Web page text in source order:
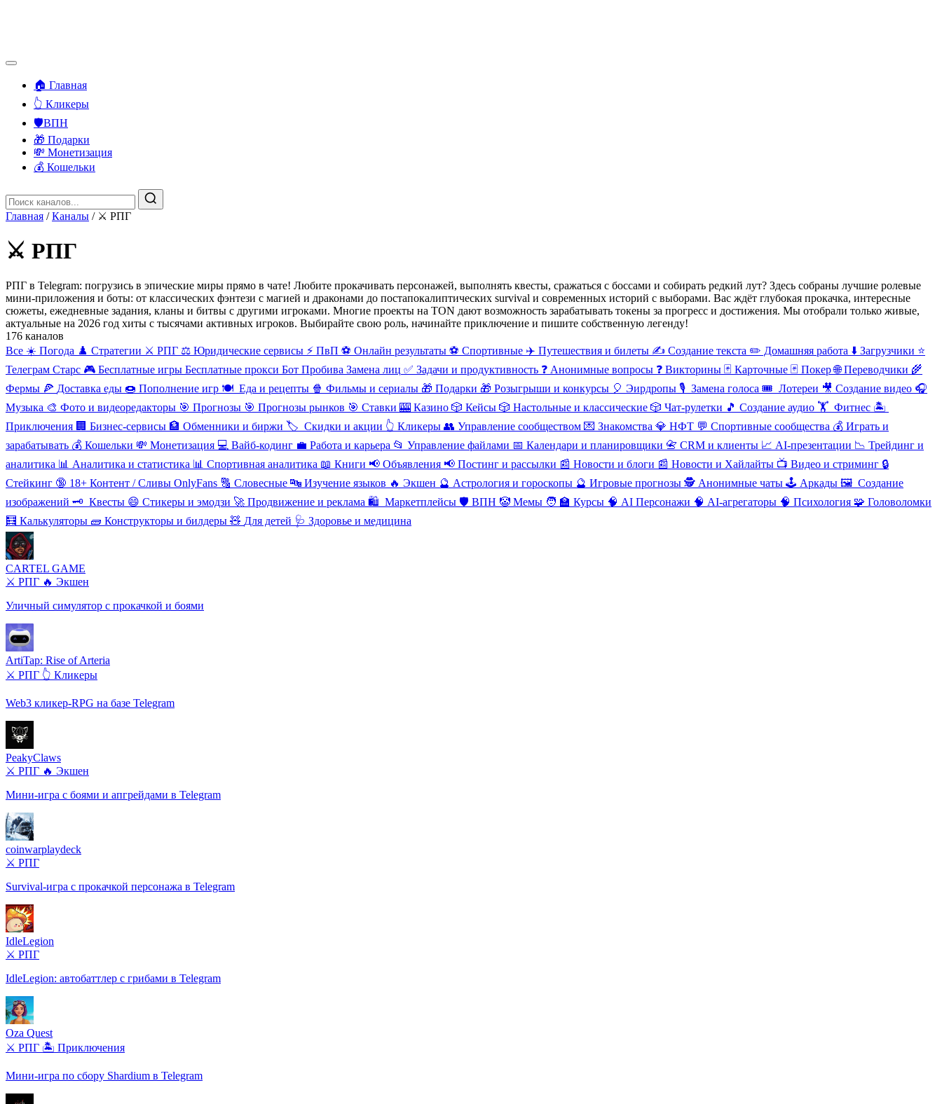
🏠 Главная
👆 Кликеры
🛡️ВПН
🎁 Подарки
💸 Монетизация
💰 Кошельки
Главная / Каналы / ⚔️ РПГ
⚔️ РПГ
РПГ в Telegram: погрузись в эпические миры прямо в чате! Любите прокачивать персонажей, выполнять квесты, сражаться с боссами и собирать редкий лут? Здесь собраны лучшие ролевые
мини-приложения и боты: от классических фэнтези с магией и драконами до постапокалиптических survival и современных историй с выборами. Вас ждёт глубокая прокачка, интересные
сюжеты, ежедневные задания, кланы и битвы с другими игроками. Многие проекты на TON дают возможность зарабатывать токены за прогресс и достижения. Мы отобрали только живые,
актуальные на 2026 год хиты с тысячами активных игроков. Выбирайте свою роль, начинайте приключение и пишите собственную легенду!
176 каналов
Все ☀️ Погода ♟️ Стратегии ⚔️ РПГ ⚖️ Юридические сервисы ⚡ ПвП ⚽ Онлайн результаты ⚽ Спортивные ✈️ Путешествия и билеты ✍️ Создание текста ✏️ Домашняя работа ⬇️ Загрузчики ⭐
Телеграм Старс 🎮 Бесплатные игры Бесплатные прокси Бот Пробива Замена лиц ✅ Задачи и продуктивность ❓ Анонимные вопросы ❓ Викторины 🃏 Карточные 🃏 Покер 🌐 Переводчики 🌾
Фермы 🍕 Доставка еды 🍩 Пополнение игр 🍽 ️ ️Еда и рецепты 🍿 Фильмы и сериалы 🎁 Подарки 🎁 Розыгрыши и конкурсы 🎈 Эирдропы 🎙 ️ Замена голоса 🎟 ️ Лотереи 🎥 Создание видео 🎧
Музыка 🎨 Фото и видеоредакторы 🎯 Прогнозы 🎯 Прогнозы рынков 🎯 Ставки 🎰 Казино 🎲 Кейсы 🎲 Настольные и классические 🎲 Чат-рулетки 🎵 Создание аудио 🏋 ️ Фитнес 🏝
Приключения 🏢 Бизнес-сервисы 🏦 Обменники и биржи 🏷 ️ Скидки и акции 👆 Кликеры 👥 Управление сообществом 💌 Знакомства 💎 НФТ 💬 Спортивные сообщества 💰 Играть и
зарабатывать 💰 Кошельки 💸 Монетизация 💻 Вайб-кодинг 💼 Работа и карьера 📂 Управление файлами 📅 Календари и планировщики 📇 CRM и клиенты 📈 AI-презентации 📉 Трейдинг и
аналитика 📊 Аналитика и статистика 📊 Спортивная аналитика 📖 Книги 📢 Объявления 📢 Постинг и рассылки 📰 Новости и блоги 📰 Новости и Хайлайты 📺 Видео и стриминг 🔒
Стейкинг 🔞 18+ Контент / Сливы OnlyFans 🔠 Словесные 🔤 Изучение языков 🔥 Экшен 🔮 Астрология и гороскопы 🔮 Игровые прогнозы 🕵 ️Анонимные чаты 🕹 ️Аркады 🖼 ️ Создание
изображений 🗝 ️ Квесты 😄 Стикеры и эмодзи 🚀 Продвижение и реклама 🛍 ️ Маркетплейсы 🛡 ️ВПН 🤡 Мемы 🧑 ‍🏫 Курсы 🧠 AI Персонажи 🧠 AI-агрегаторы 🧠 Психология 🧩 Головоломки
🧮 Калькуляторы 🧱 Конструкторы и билдеры 🧸 Для детей 🩺 Здоровье и медицина
CARTEL GAME
⚔️ РПГ 🔥 Экшен
Уличный симулятор с прокачкой и боями
ArtiTap: Rise of Arteria
⚔️ РПГ 👆 Кликеры
Web3 кликер-RPG на базе Telegram
PeakyClaws
⚔️ РПГ 🔥 Экшен
Мини-игра с боями и апгрейдами в Telegram
coinwarplaydeck
⚔️ РПГ
Survival-игра с прокачкой персонажа в Telegram
IdleLegion
⚔️ РПГ
IdleLegion: автобаттлер с грибами в Telegram
Oza Quest
⚔️ РПГ 🏝️ Приключения
Мини-игра по сбору Shardium в Telegram